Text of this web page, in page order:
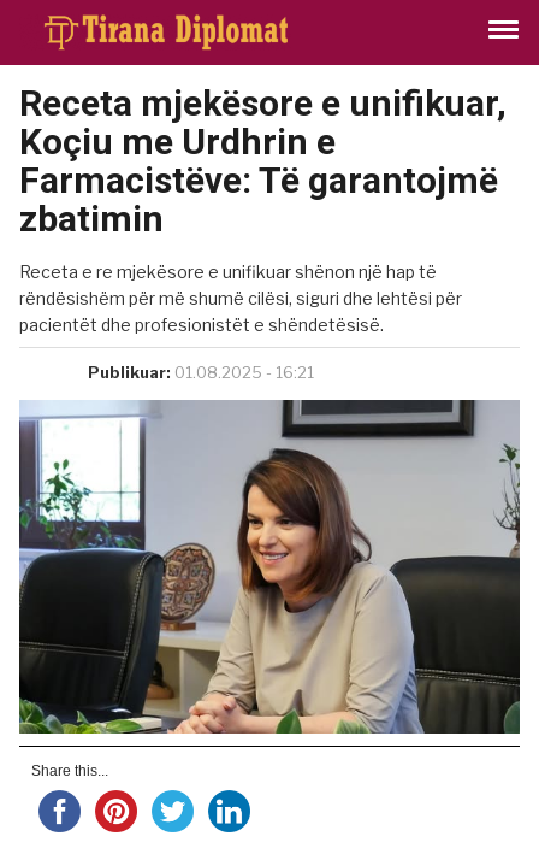
Receta mjekësore e unifikuar,
Koçiu me Urdhrin e
Farmacistëve: Të garantojmë
zbatimin
Receta e re mjekësore e unifikuar shënon një hap të
rëndësishëm për më shumë cilësi, siguri dhe lehtësi për
pacientët dhe profesionistët e shëndetësisë.
Publikuar: 01.08.2025 - 16:21
Share this...